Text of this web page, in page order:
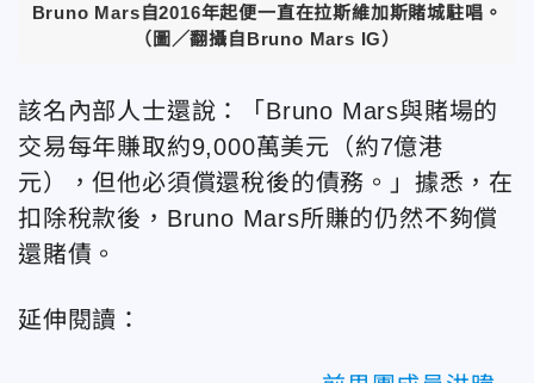
Bruno Mars自2016年起便一直在拉斯維加斯賭城駐唱。
（圖／翻攝自Bruno Mars IG）
該名內部人士還說：「Bruno Mars與賭場的
交易每年賺取約9,000萬美元（約7億港
元），但他必須償還稅後的債務。」據悉，在
扣除稅款後，Bruno Mars所賺的仍然不夠償
還賭債。
延伸閱讀：